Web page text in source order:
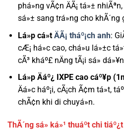
phá»ng vÃ¢n ÄÃ¡ tá»±
sá»± sang trá»ng cho khÃ´ng
Lá»p cá»t ÄÃ¡ tháº¡ch anh:
cÆ¡ há»c cao, chá»u lá»±c
cÃ³ kháº£ nÄng tÃ¡i sá»­
Lá»p Äáº¿ IXPE cao cáº¥p
Äá»c háº¡i, cÃ¡ch Ã¢m tá»t,
chÃ¢n khi di chuyá»n.
ThÃ´ng sá» ká»¹ thuáº­t chi